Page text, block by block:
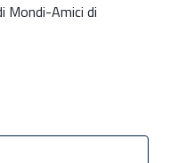
Mondi-Amici di